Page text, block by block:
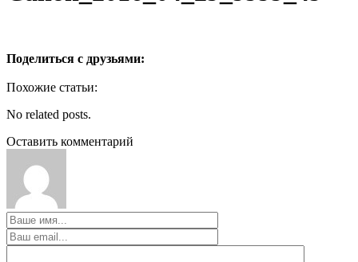
Поделиться с друзьями:
Похожие статьи:
No related posts.
Оставить комментарий